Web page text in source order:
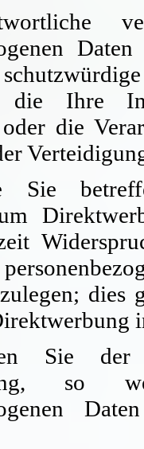
die Ihre
die
Sie
Sie
so